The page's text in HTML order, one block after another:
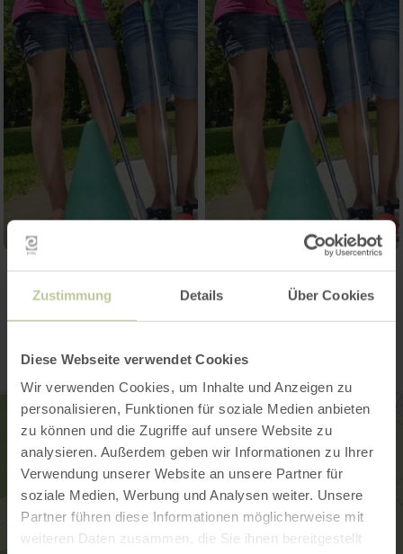
Zustimmung Details Über Cookies
Diese Webseite verwendet Cookies
Wir verwenden Cookies, um Inhalte und Anzeigen zu
personalisieren, Funktionen für soziale Medien anbieten
zu können und die Zugriffe auf unsere Website zu
analysieren. Außerdem geben wir Informationen zu Ihrer
Verwendung unserer Website an unsere Partner für
soziale Medien, Werbung und Analysen weiter. Unsere
Partner führen diese Informationen möglicherweise mit
weiteren Daten zusammen, die Sie ihnen bereitgestellt
Kontakt